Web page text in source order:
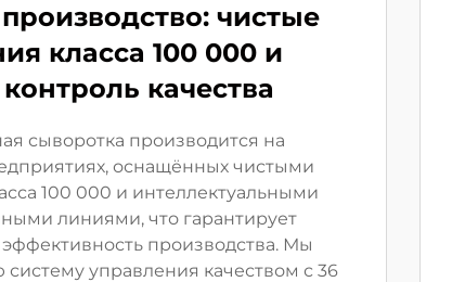
чистые
класса 100 000 и
качества
сыворотка производится на
оснащённых чистыми
100 000 и интеллектуальными
линиями, что гарантирует
производства. Мы
управления качеством с 36